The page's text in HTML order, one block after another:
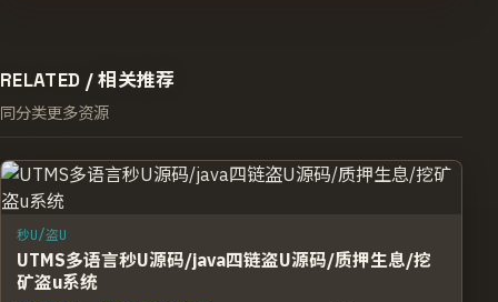
RELATED /相关推荐
同分类更多资源
秒U/盗U
UTMS多语言秒U源码/java四链盗U源码/质押生息/挖
矿盗u系统